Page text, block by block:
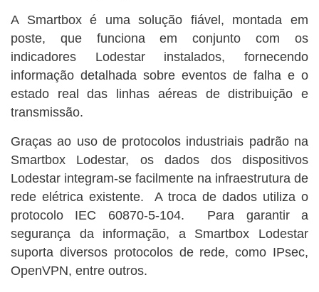
A Smartbox é uma solução fiável, montada em
poste, que funciona em conjunto com os
indicadores Lodestar instalados, fornecendo
informação detalhada sobre eventos de falha e o
estado real das linhas aéreas de distribuição e
transmissão.
Graças ao uso de protocolos industriais padrão na
Smartbox Lodestar, os dados dos dispositivos
Lodestar integram-se facilmente na infraestrutura de
rede elétrica existente. A troca de dados utiliza o
protocolo IEC 60870-5-104. Para garantir a
segurança da informação, a Smartbox Lodestar
suporta diversos protocolos de rede, como IPsec,
OpenVPN, entre outros.